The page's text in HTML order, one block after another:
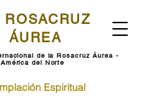
ROSACRUZ
ÁUREA
de la Rosacruz Áurea -
América del Norte
Espiritual